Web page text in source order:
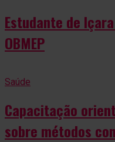
Estudante de
OBMEP
Saúde
Capacitação
sobre métodos